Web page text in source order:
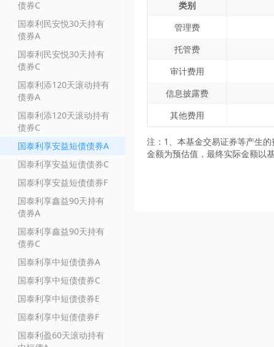
债券C
国泰利民安悦30天持有
债券A
国泰利民安悦30天持有
债券C
国泰利添120天滚动持有
债券A
国泰利添120天滚动持有
债券C
国泰利享安益短债债券A
国泰利享安益短债债券C
国泰利享安益短债债券F
国泰利享鑫益90天持有
债券A
国泰利享鑫益90天持有
债券C
国泰利享中短债债券A
国泰利享中短债债券C
国泰利享中短债债券E
国泰利享中短债债券F
国泰利盈60天滚动持有
类别
管理费
托管费
审计费用
信息披露费
其他费用
注：1、本基金交易证券等产生
金额为预估值，最终实际金额以